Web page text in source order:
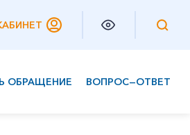
ОБРАЩЕНИЕ ВОПРОС—ОТВЕТ